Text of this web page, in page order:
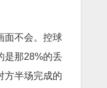
面不会。控球
是那28%的丢
方半场完成的